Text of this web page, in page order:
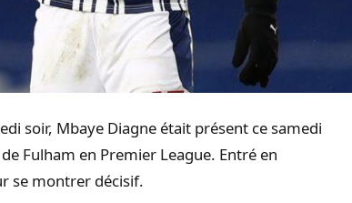
soir, Mbaye Diagne était présent ce samedi
Fulham en Premier League. Entré en
se montrer décisif.